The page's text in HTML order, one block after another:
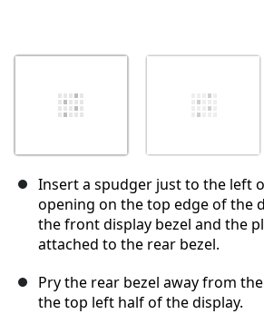
Insert a spudger just to the left
opening on the top edge of the
the front display bezel and the
attached to the rear bezel.
Pry the rear bezel away from
the top left half of the display.